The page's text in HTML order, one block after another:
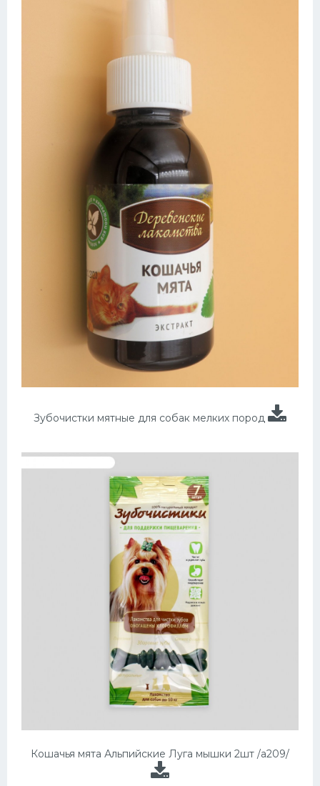
Зубочистки мятные для собак мелких пород
Кошачья мята Альпийские Луга мышки 2шт /а209/